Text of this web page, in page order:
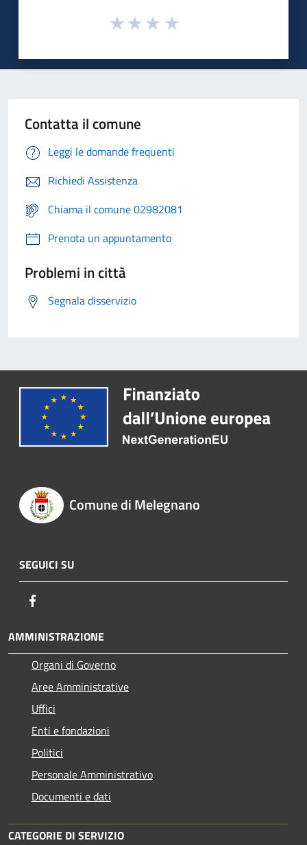
Contatta il comune
Leggi le domande frequenti
Richiedi Assistenza
Chiama il comune 02982081
Prenota un appuntamento
Problemi in città
Segnala disservizio
Comune di Melegnano
SEGUICI SU
AMMINISTRAZIONE
Organi di Governo
Aree Amministrative
Uffici
Enti e fondazioni
Politici
Personale Amministrativo
Documenti e dati
CATEGORIE DI SERVIZIO